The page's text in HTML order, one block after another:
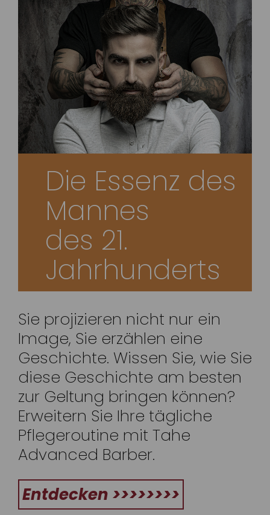
Die Essenz des
Mannes
des 21.
Jahrhunderts
Sie projizieren nicht nur ein
Image, Sie erzählen eine
Geschichte. Wissen Sie, wie Sie
diese Geschichte am besten
zur Geltung bringen können?
Erweitern Sie Ihre tägliche
Pflegeroutine mit Tahe
Advanced Barber.
Entdecken >>>>>>>>